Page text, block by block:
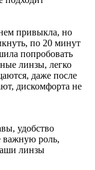
привыкла, но
по 20 минут
попробовать
линзы, легко
даже после
дискомфорта не
удобство
важную роль,
линзы